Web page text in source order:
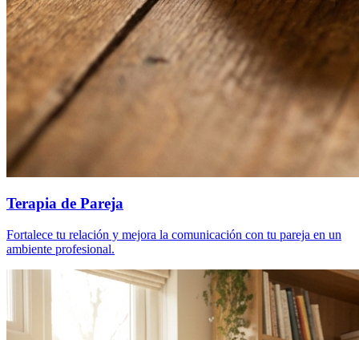
Terapia de Pareja
Fortalece tu relación y mejora la comunicación con tu pareja en un
ambiente profesional.